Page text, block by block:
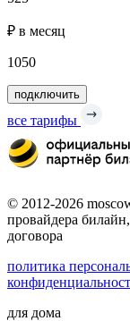
₽ в месяц
1050
подключить
все тарифы
© 2012-2026
провайдера
договора
политика
для дома